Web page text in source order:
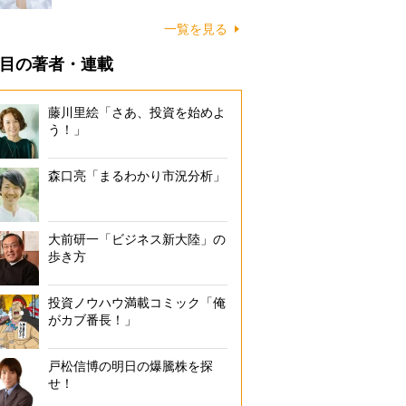
一覧を見る
の著者・連載
藤川里絵「さあ、投資を始めよ
う！」
森口亮「まるわかり市況分析」
大前研一「ビジネス新大陸」の
歩き方
投資ノウハウ満載コミック「俺
がカブ番長！」
戸松信博の明日の爆騰株を探
せ！